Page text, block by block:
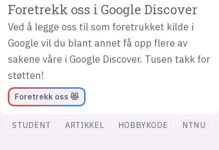
Foretrekk oss i Google Discover
Ved å legge oss til som foretrukket kilde i
Google vil du blant annet få opp flere av
sakene våre i Google Discover. Tusen takk for
støtten!
Foretrekk oss 😻
STUDENT ARTIKKEL HOBBYKODE NTNU